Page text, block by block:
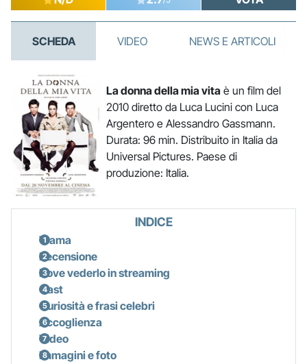
SCHEDA VIDEO NEWS E ARTICOLI
La donna della mia vitaè un film del
2010 diretto da Luca Lucini con Luca
Argentero e Alessandro Gassmann.
Durata: 96 min. Distribuito in Italia da
Universal Pictures. Paese di
produzione: Italia.
INDICE
Trama
Recensione
Dove vederlo in streaming
Cast
Curiosità e frasi celebri
Accoglienza
Video
Immagini e foto